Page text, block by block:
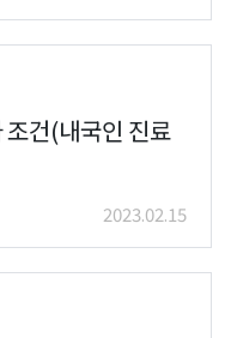
건(내국인 진료
2023.02.15